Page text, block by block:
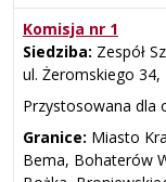
Komisja nr 1
Siedziba: Zespół
ul. Żeromskiego 34,
Przystosowana dla
Granice: Miasto
Bema, Bohaterów